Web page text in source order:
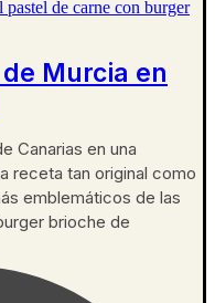
Murcia en
Canarias en una
receta tan original como
emblemáticos de las
brioche de